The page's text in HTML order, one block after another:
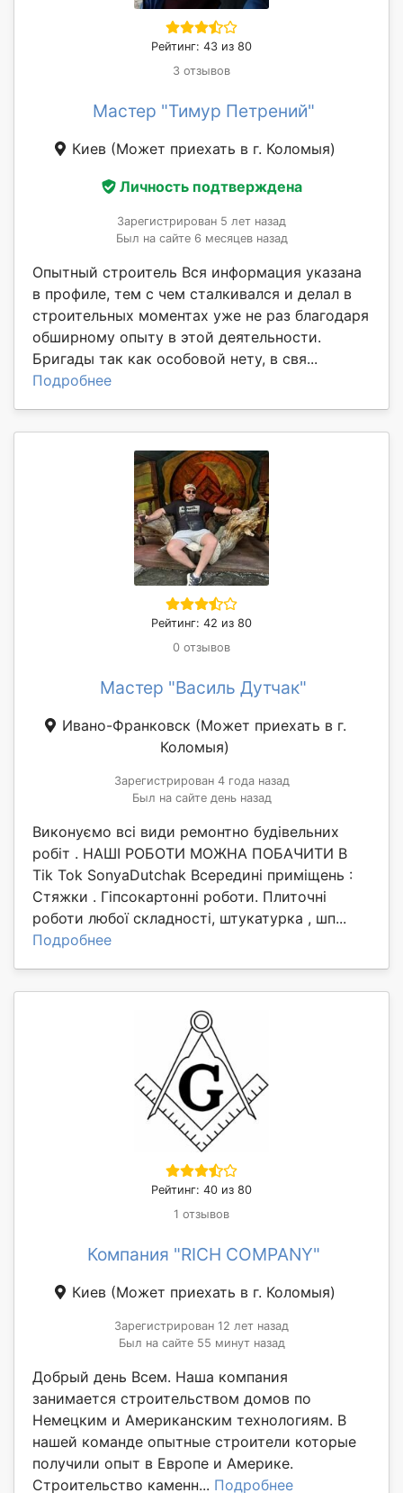
Рейтинг: 43 из 80
3 отзывов
Мастер "Тимур Петрений"
Киев (Может приехать в г. Коломыя)
Личность подтверждена
Зарегистрирован 5 лет назад
Был на сайте 6 месяцев назад
Опытный строитель Вся информация указана
в профиле, тем с чем сталкивался и делал в
строительных моментах уже не раз благодаря
обширному опыту в этой деятельности.
Бригады так как особовой нету, в свя...
Подробнее
Рейтинг: 42 из 80
0 отзывов
Мастер "Василь Дутчак"
Ивано-Франковск (Может приехать в г.
Коломыя)
Зарегистрирован 4 года назад
Был на сайте день назад
Виконуємо всі види ремонтно будівельних
робіт . НАШІ РОБОТИ МОЖНА ПОБАЧИТИ В
Tik Tok SonyaDutchak Всередині приміщень :
Стяжки . Гіпсокартонні роботи. Плиточні
роботи любої складності, штукатурка , шп...
Подробнее
Рейтинг: 40 из 80
1 отзывов
Компания "RICH COMPANY"
Киев (Может приехать в г. Коломыя)
Зарегистрирован 12 лет назад
Был на сайте 55 минут назад
Добрый день Всем. Наша компания
занимается строительством домов по
Немецким и Американским технологиям. В
нашей команде опытные строители которые
получили опыт в Европе и Америке.
Строительство каменн... Подробнее